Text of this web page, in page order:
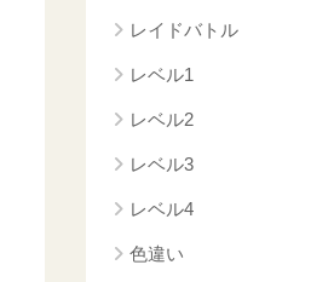
レイドバトル
レベル1
レベル2
レベル3
レベル4
色違い